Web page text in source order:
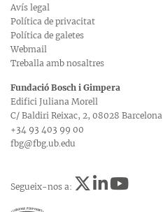
Avís legal
Política de privacitat
Política de galetes
Webmail
Treballa amb nosaltres
Fundació Bosch i Gimpera
Edifici Juliana Morell
C/ Baldiri Reixac, 2, 08028 Barcelona
+34 93 403 99 00
fbg@fbg.ub.edu
Segueix-nos a: